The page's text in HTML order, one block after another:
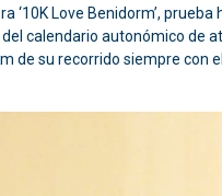
‘10K Love Benidorm’, prueba
calendario autonómico de
de su recorrido siempre con